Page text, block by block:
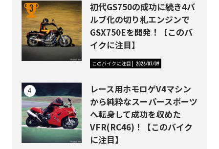
初代GS750の成功に続き4バ
ルブ化の切り札エンジンで
GSX750Eを開発！【このバ
イクに注目】
このバイクに注目 2026/07/09
レース用ホモロゲV4マシン
から純粋なスーパースポーツ
へ転身して成功を収めた
VFR(RC46)！【このバイク
に注目】